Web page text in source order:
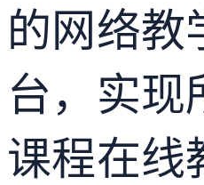
的网络教
台，实现
课程在线